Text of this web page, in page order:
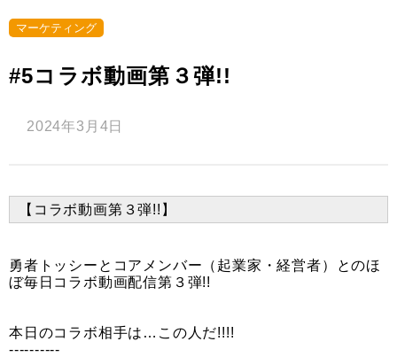
マーケティング
#5コラボ動画第３弾!!
2024年3月4日
【コラボ動画第３弾!!】
勇者トッシーとコアメンバー（起業家・経営者）とのほ
ぼ毎日コラボ動画配信第３弾!!
本日のコラボ相手は…この人だ!!!!
----------